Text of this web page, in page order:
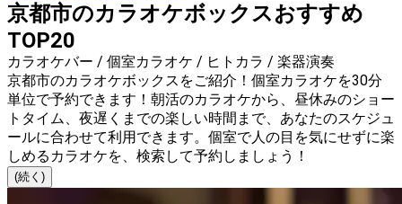
京都市のカラオケボックスおすすめ
TOP20
カラオケバー / 個室カラオケ / ヒトカラ / 楽器演奏
京都市のカラオケボックスをご紹介！個室カラオケを30分
単位で予約できます！朝活のカラオケから、昼休みのショー
トタイム、夜遅くまでの楽しい時間まで、あなたのスケジュ
ールに合わせて利用できます。個室で人の目を気にせずに楽
しめるカラオケを、検索して予約しましょう！
(続く)